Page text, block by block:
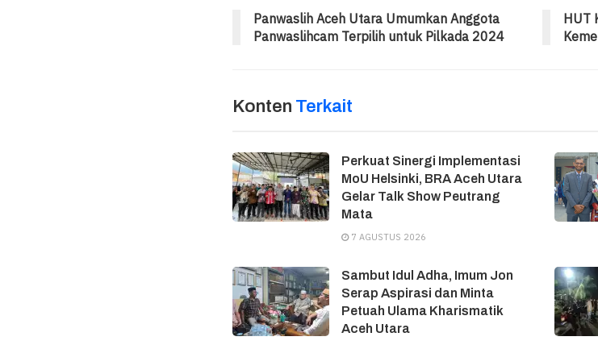
Panwaslih Aceh Utara Umumkan Anggota
Panwaslihcam Terpilih untuk Pilkada 2024
HUT
Konten Terkait
Perkuat Sinergi Implementasi
MoU Helsinki, BRA Aceh Utara
Gelar Talk Show Peutrang
Mata
7 AGUSTUS 2026
Sambut Idul Adha, Imum Jon
Serap Aspirasi dan Minta
Petuah Ulama Kharismatik
Aceh Utara